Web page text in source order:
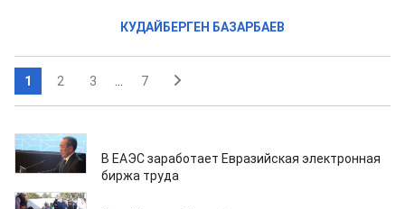
КУДАЙБЕРГЕН БАЗАРБАЕВ
1 2 3 7
27.09.2022
В ЕАЭС заработает Евразийская электронная
биржа труда
27.09.2022